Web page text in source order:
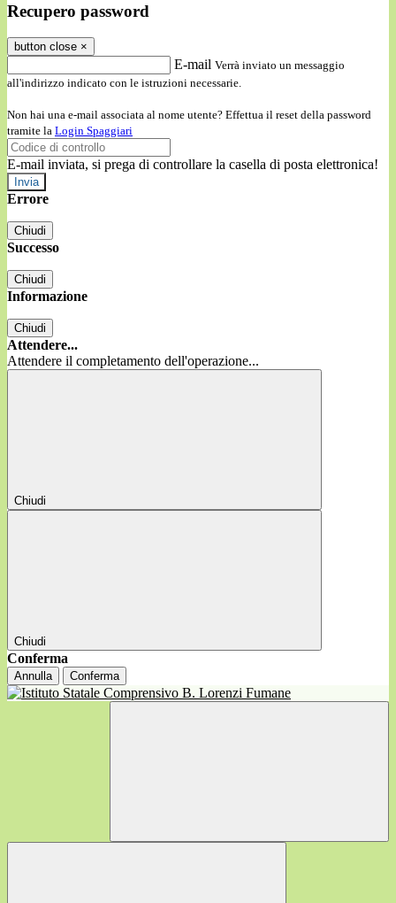
Recupero password
button close ×
E-mail Verrà inviato un messaggio
all'indirizzo indicato con le istruzioni necessarie.
Non hai una e-mail associata al nome utente? Effettua il reset della password
tramite la Login Spaggiari
E-mail inviata, si prega di controllare la casella di posta elettronica!
Errore
Chiudi
Successo
Chiudi
Informazione
Chiudi
Attendere...
Attendere il completamento dell'operazione...
Chiudi
Chiudi
Conferma
Annulla Conferma